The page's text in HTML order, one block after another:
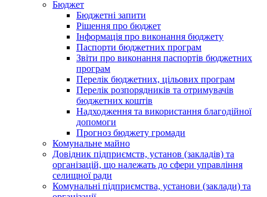
Бюджет
Бюджетні запити
Рішення про бюджет
Інформація про виконання бюджету
Паспорти бюджетних програм
Звіти про виконання паспортів бюджетних
програм
Перелік бюджетних, цільових програм
Перелік розпорядників та отримувачів
бюджетних коштів
Надходження та використання благодійної
допомоги
Прогноз бюджету громади
Комунальне майно
Довідник підприємств, установ (закладів) та
організацій, що належать до сфери управління
селищної ради
Комунальні підприємства, установи (заклади) та